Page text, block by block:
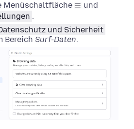
Menüschaltfläche
und
.
und Sicherheit
Bereich Surf-Daten.